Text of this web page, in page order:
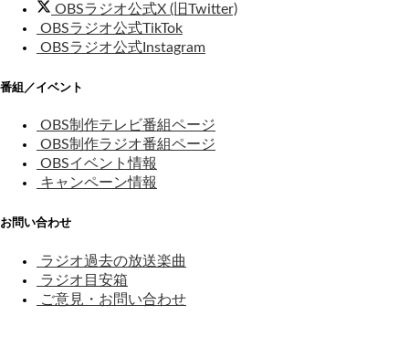
OBSラジオ公式X (旧Twitter)
OBSラジオ公式TikTok
OBSラジオ公式Instagram
番組／イベント
OBS制作テレビ番組ページ
OBS制作ラジオ番組ページ
OBSイベント情報
キャンペーン情報
お問い合わせ
ラジオ過去の放送楽曲
ラジオ目安箱
ご意見・お問い合わせ